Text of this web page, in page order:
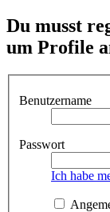
Du musst
um Profile
Benutzername
Passwort
Ich habe